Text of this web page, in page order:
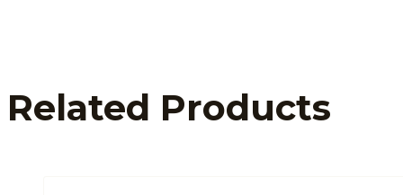
Related Products